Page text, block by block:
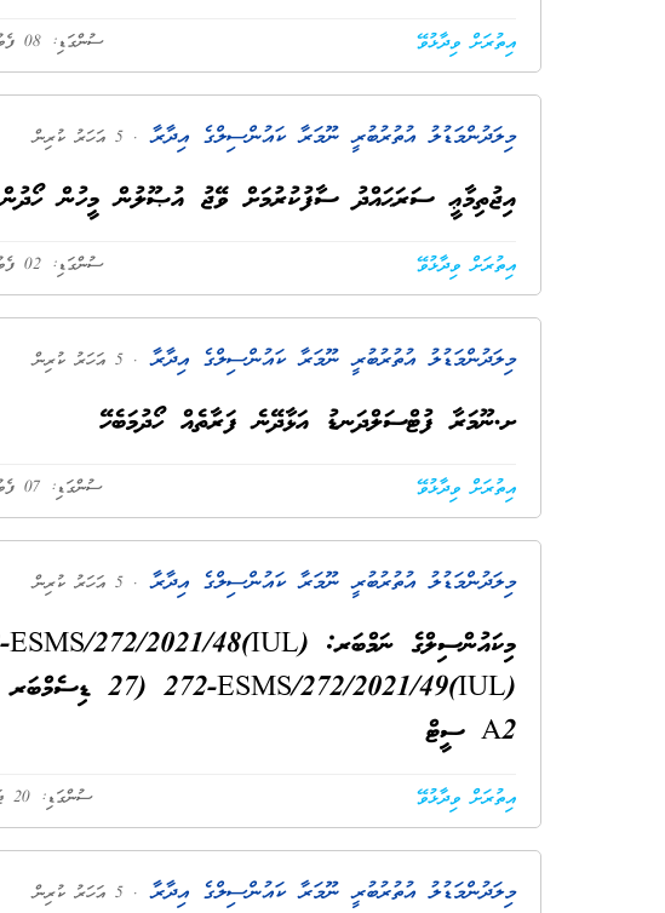
ސުންގަޑި: 08 ފެބުރުވަރީ 2022 13:30 އިތުރަށް ވިދާޅުވޭ
މިލަދުންމަޑުލު އުތުރުބުރީ ނޫމަރާ ކައުންސިލްގެ އިދާރާ . 5 އަހަރު ކުރިން
އިޖުތިމާޢީ ސަރަޙައްދު ސާފުކުރުމަށް ވޭޖު އުޞޫލުން މީހުން ހޯދުން
ސުންގަޑި: 02 ފެބުރުވަރީ 2022 14:00 އިތުރަށް ވިދާޅުވޭ
މިލަދުންމަޑުލު އުތުރުބުރީ ނޫމަރާ ކައުންސިލްގެ އިދާރާ . 5 އަހަރު ކުރިން
ށ.ނޫމަރާ ފުޓްސަލްދަނޑު އަޅާދޭނެ ފަރާތެއް ހޯދުމަބެހޭ
ސުންގަޑި: 07 ފެބުރުވަރީ 2022 13:00 އިތުރަށް ވިދާޅުވޭ
މިލަދުންމަޑުލު އުތުރުބުރީ ނޫމަރާ ކައުންސިލްގެ އިދާރާ . 5 އަހަރު ކުރިން
A2 ސީޓް
ސުންގަޑި: 20 ޖަނަވަރީ 2022 11:00 އިތުރަށް ވިދާޅުވޭ
މިލަދުންމަޑުލު އުތުރުބުރީ ނޫމަރާ ކައުންސިލްގެ އިދާރާ . 5 އަހަރު ކުރިން